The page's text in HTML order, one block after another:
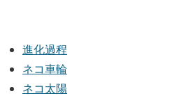
進化過程
ネコ車輪
ネコ太陽